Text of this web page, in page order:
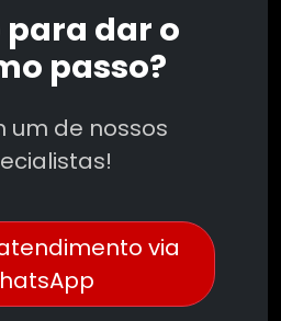
para dar o
passo?
um de nossos
via